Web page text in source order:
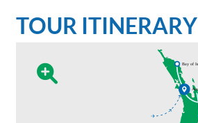
TOUR ITINERARY